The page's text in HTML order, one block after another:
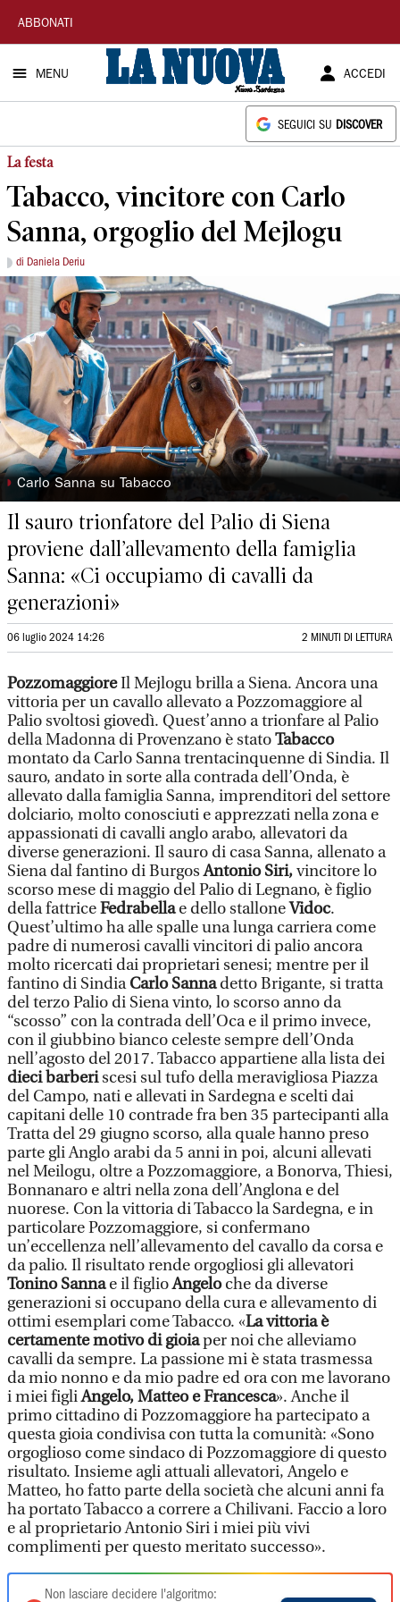
La
Nuova
Sardegna
ABBONATI
MENU ACCEDI
SEGUICI SU DISCOVER
La festa
Tabacco, vincitore con Carlo
Sanna, orgoglio del Mejlogu
di Daniela Deriu
◗ Carlo Sanna su Tabacco
Il sauro trionfatore del Palio di Siena
proviene dall’allevamento della famiglia
Sanna: «Ci occupiamo di cavalli da
generazioni»
06 luglio 2024 14:26 2 MINUTI DI LETTURA
PozzomaggioreIl Mejlogu brilla a Siena. Ancora una
vittoria per un cavallo allevato a Pozzomaggiore al
Palio svoltosi giovedì. Quest’anno a trionfare al Palio
della Madonna di Provenzano è statoTabacco
montato da Carlo Sanna trentacinquenne di Sindia. Il
sauro, andato in sorte alla contrada dell’Onda, è
allevato dalla famiglia Sanna, imprenditori del settore
dolciario, molto conosciuti e apprezzati nella zona e
appassionati di cavalli anglo arabo, allevatori da
diverse generazioni. Il sauro di casa Sanna, allenato a
Siena dal fantino di BurgosAntonio Siri,vincitore lo
scorso mese di maggio del Palio di Legnano, è figlio
della fattriceFedrabellae dello stalloneVidoc.
Quest’ultimo ha alle spalle una lunga carriera come
padre di numerosi cavalli vincitori di palio ancora
molto ricercati dai proprietari senesi; mentre per il
fantino di SindiaCarlo Sannadetto Brigante, si tratta
del terzo Palio di Siena vinto, lo scorso anno da
“scosso” con la contrada dell’Oca e il primo invece,
con il giubbino bianco celeste sempre dell’Onda
nell’agosto del 2017. Tabacco appartiene alla lista dei
dieci barberiscesi sul tufo della meravigliosa Piazza
del Campo, nati e allevati in Sardegna e scelti dai
capitani delle 10 contrade fra ben 35 partecipanti alla
Tratta del 29 giugno scorso, alla quale hanno preso
parte gli Anglo arabi da 5 anni in poi, alcuni allevati
nel Meilogu, oltre a Pozzomaggiore, a Bonorva, Thiesi,
Bonnanaro e altri nella zona dell’Anglona e del
nuorese. Con la vittoria di Tabacco la Sardegna, e in
particolare Pozzomaggiore, si confermano
un’eccellenza nell’allevamento del cavallo da corsa e
da palio. Il risultato rende orgogliosi gli allevatori
Tonino Sannae il figlioAngeloche da diverse
generazioni si occupano della cura e allevamento di
ottimi esemplari come Tabacco. «La vittoria è
certamente motivo di gioiaper noi che alleviamo
cavalli da sempre. La passione mi è stata trasmessa
da mio nonno e da mio padre ed ora con me lavorano
i miei figliAngelo, Matteo e Francesca». Anche il
primo cittadino di Pozzomaggiore ha partecipato a
questa gioia condivisa con tutta la comunità: «Sono
orgoglioso come sindaco di Pozzomaggiore di questo
risultato. Insieme agli attuali allevatori, Angelo e
Matteo, ho fatto parte della società che alcuni anni fa
ha portato Tabacco a correre a Chilivani. Faccio a loro
e al proprietario Antonio Siri i miei più vivi
complimenti per questo meritato successo».
Non lasciare decidere l'algoritmo: